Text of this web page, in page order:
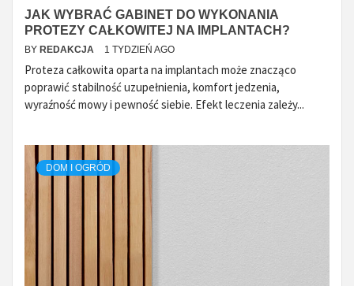
JAK WYBRAĆ GABINET DO WYKONANIA
PROTEZY CAŁKOWITEJ NA IMPLANTACH?
BY REDAKCJA 1 TYDZIEŃ AGO
Proteza całkowita oparta na implantach może znacząco
poprawić stabilność uzupełnienia, komfort jedzenia,
wyraźność mowy i pewność siebie. Efekt leczenia zależy...
DOM I OGRÓD